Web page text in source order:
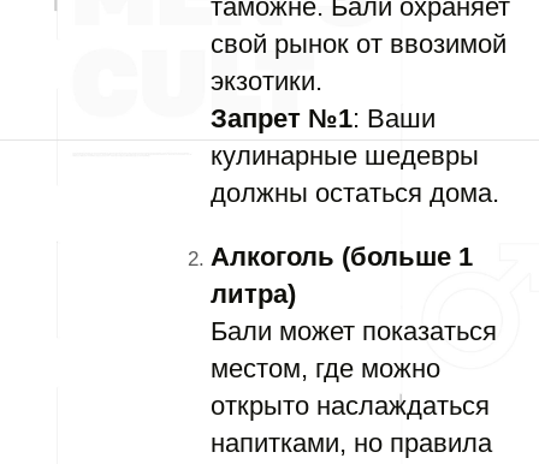
таможне. Бали охраняет
свой рынок от ввозимой
экзотики.
Запрет №1: Ваши
кулинарные шедевры
должны остаться дома.
Алкоголь (больше 1
литра)
Бали может показаться
местом, где можно
открыто наслаждаться
напитками, но правила